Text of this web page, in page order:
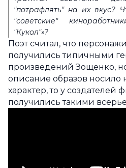
"потрафлять" на их вкус?
"советские"
"Кукол"»?
Поэт считал, что
получились типичными
произведений Зощенко,
описание образов носило
характер, то у создателей
получились такими